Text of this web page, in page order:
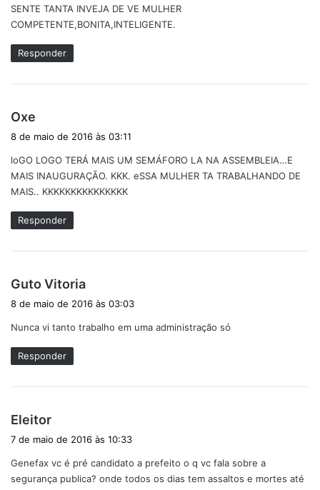
SENTE TANTA INVEJA DE VE MULHER
COMPETENTE,BONITA,INTELIGENTE.
Responder
Oxe
s
e
:
8 de maio de 2016 às 03:11
loGO LOGO TERÁ MAIS UM SEMÁFORO LA NA ASSEMBLEIA…E
MAIS INAUGURAÇÃO. KKK. eSSA MULHER TA TRABALHANDO DE
MAIS.. KKKKKKKKKKKKKKK
Responder
Guto Vitoria
i
s
8 de maio de 2016 às 03:03
Nunca vi tanto trabalho em uma administração só
Responder
Eleitor
s
e
7 de maio de 2016 às 10:33
Genefax vc é pré candidato a prefeito o q vc fala sobre a
segurança publica? onde todos os dias tem assaltos e mortes até